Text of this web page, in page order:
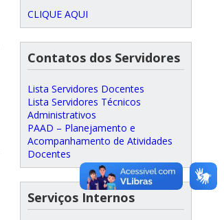
CLIQUE AQUI
Contatos dos Servidores
Lista Servidores Docentes
Lista Servidores Técnicos
Administrativos
PAAD – Planejamento e
Acompanhamento de Atividades
Docentes
Serviços Internos